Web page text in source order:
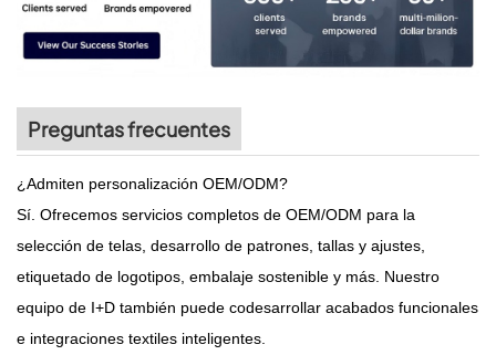
Preguntas frecuentes
¿Admiten personalización OEM/ODM?
Sí. Ofrecemos servicios completos de OEM/ODM para la
selección de telas, desarrollo de patrones, tallas y ajustes,
etiquetado de logotipos, embalaje sostenible y más. Nuestro
equipo de I+D también puede codesarrollar acabados funcionales
e integraciones textiles inteligentes.